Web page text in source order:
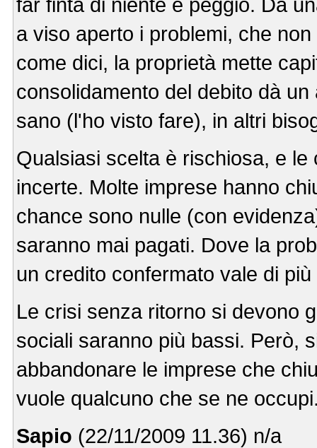
a viso aperto i problemi, che
come dici, la proprietà mette
consolidamento del debito dà
sano (l'ho visto fare), in altri
Qualsiasi scelta è rischiosa, e
incerte. Molte imprese hanno
chance sono nulle (con
saranno mai pagati. Dove la
un credito confermato vale di
Le crisi senza ritorno si devono
sociali saranno più bassi. Però,
abbandonare le imprese che
vuole qualcuno che se ne
Sapio (22/11/2009 11.36) n/a